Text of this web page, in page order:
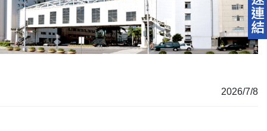
2026/7/8